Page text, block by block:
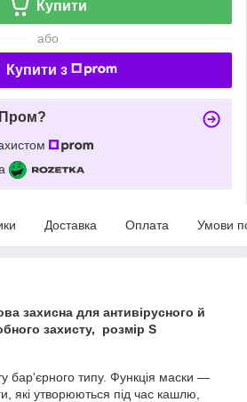
Купити
або
Купити з
Пром?
Доставка Оплата Умови
захисна для антивірусного й
захисту, розмір S
бар'єрного типу. Функція маски —
які утворюються під час кашлю,